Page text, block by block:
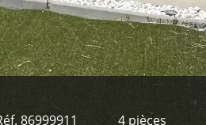
86999911 4 pièces